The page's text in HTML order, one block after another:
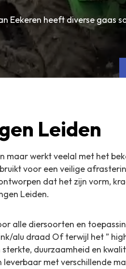
Eekeren heeft diverse gaas
Leiden
maar werkt veelal met het
voor een veilige
dat het zijn vorm,
Leiden.
alle diersoorten en
alu draad Of terwijl het ”
duurzaamheid en
met verschillende